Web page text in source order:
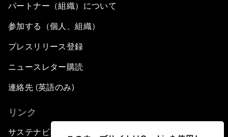
パートナー（組織）について
参加する（個人、組織）
プレスリリース登録
ニュースレター購読
連絡先 (英語のみ)
リンク
サステナビリティへの取り組み